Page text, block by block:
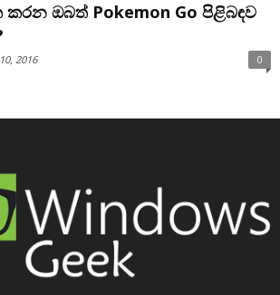
කරන ඔබත් Pokemon Go පිළිබඳව
2016 0